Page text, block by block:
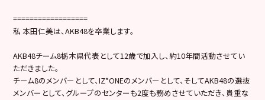
==================
私 本田仁美は、AKB48を卒業します。
AKB48チーム8栃木県代表として12歳で加入し、約10年間活動させてい
ただきました。
チーム8のメンバーとして、IZ*ONEのメンバーとして、そしてAKB48の選抜
メンバーとして、グループのセンターも2度も務めさせていただき、貴重な